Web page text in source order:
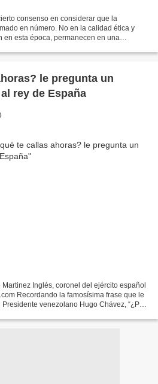
consenso en considerar que la
en número. No en la calidad ética y
en esta época, permanecen en una
le pregunta un
rey de España
Inglés, coronel del ejército español
Recordando la famosísima frase que le
venezolano Hugo Chávez, “¿Por